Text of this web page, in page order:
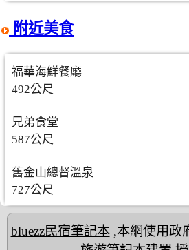
附近美食
福華海鮮餐廳
492公尺
兄弟食堂
587公尺
舊金山總督溫泉
727公尺
bluezz民宿筆記本,本網使用政